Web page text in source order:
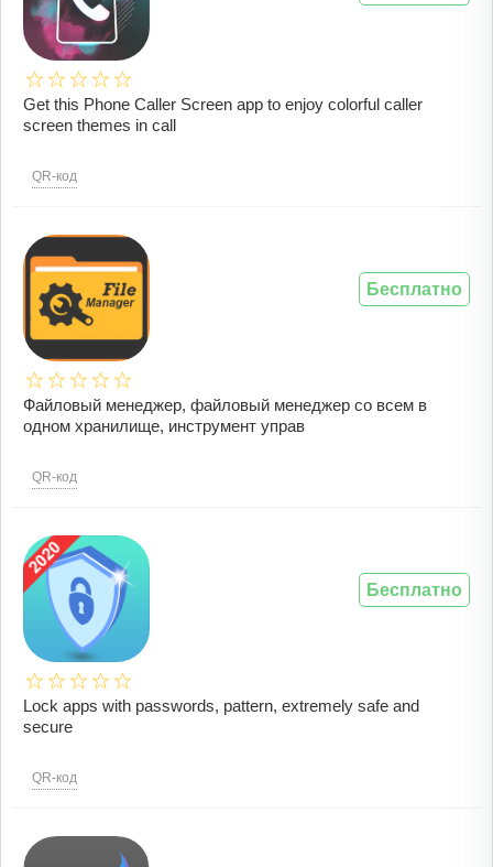
Get this Phone Caller Screen app to enjoy colorful caller
screen themes in call
QR-код
Файловый менеджер, файловый менеджер со всем в
одном хранилище, инструмент управ
QR-код
Бесплатно
Lock apps with passwords, pattern, extremely safe and
secure
QR-код
Бесплатно